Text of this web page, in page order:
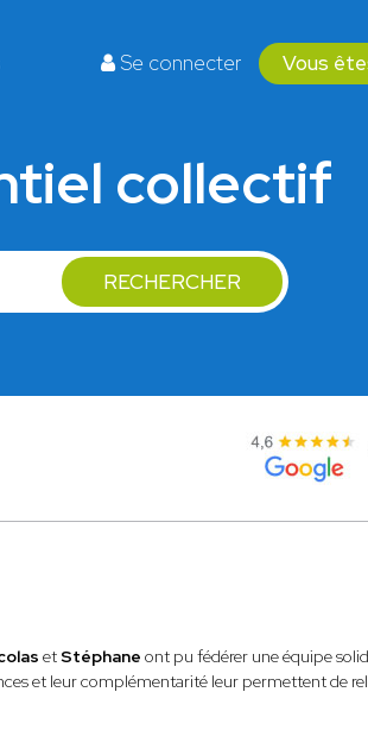
Se connecter Vous
collectif
RECHERCHER
etStéphane ont pu fédérer une équipe
et leur complémentarité leur permettent de